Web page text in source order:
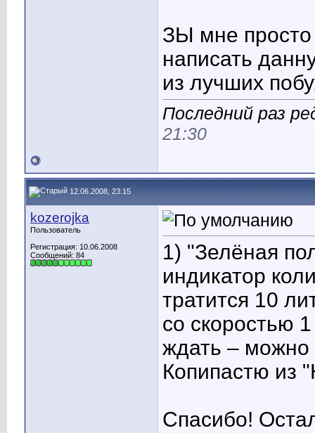
ЗЫ мне
написать
из лучших
Последний раз
21:30
12.06.2008, 23:15
kozerojka
Пользователь
Регистрация: 10.06.2008
Сообщений: 84
1) "Зелёная
индикатор
тратится 10
со скоростью
ждать – можно
Копипастю из
Спасибо!